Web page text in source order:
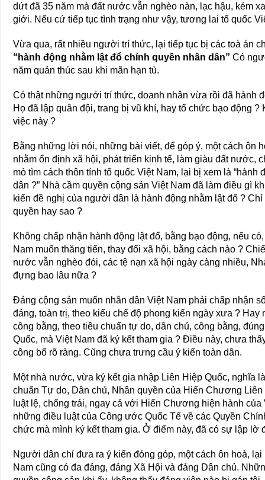
dứt đã 35 năm mà đất nước vẫn nghèo nàn, lạc hậu, kém
giới. Nếu cứ tiếp tục tình trạng như vậy, tương lai tổ quốc
Vừa qua, rất nhiều người trí thức, lại tiếp tục bị các toà án
“hành động nhằm lật đổ chính quyền nhân dân” Có
năm quản thúc sau khi mãn hạn tù.
Có thật những ngưởi trí thức, doanh nhân vừa rồi đã hành
Họ đã lập quân đội, trang bị vũ khí, hay tổ chức bạo động
việc này ?
Bằng những lời nói, những bài viết, để góp ý, một cách ôn
nhằm ổn định xã hội, phát triển kinh tế, làm giàu đất nước,
mò tìm cách thôn tính tổ quốc Việt Nam, lại bị xem là “hành
dân ?” Nhà cầm quyền cộng sản Việt Nam đã làm điều gì
kiến đề nghị của người dân là hành động nhằm lật đổ ?
quyền hay sao ?
Không chấp nhận hành động lật đổ, bằng bạo động, nếu
Nam muốn thăng tiến, thay đổi xã hội, bằng cách nào ?
nước vẫn nghèo đói, các tệ nạn xã hội ngày càng nhiều,
đựng bao lâu nữa ?
Đảng cộng sản muốn nhân dân Việt Nam phải chấp nhận
đảng, toàn trị, theo kiểu chế độ phong kiến ngày xưa ?
công bằng, theo tiêu chuẩn tự do, dân chủ, công bằng,
Quốc, mà Việt Nam đã ký kết tham gia ? Điều này, chưa
công bố rõ ràng. Cũng chưa trưng cầu ý kiến toàn dân.
Một nhà nước, vừa ký kết gia nhập Liên Hiệp Quốc, nghĩa
chuẩn Tự do, Dân chủ, Nhân quyền của Hiến Chương
luật lệ, chống trái, ngay cả với Hiến Chương hiện hành
những điều luật của Công ước Quốc Tế về các Quyền
chức mà mình ký kết tham gia. Ở điểm này, đã có sự lập lờ
Người dân chỉ đưa ra ý kiến đóng góp, một cách ôn hoà,
Nam cũng có đa đảng, đảng Xã Hội và đảng Dân chủ.